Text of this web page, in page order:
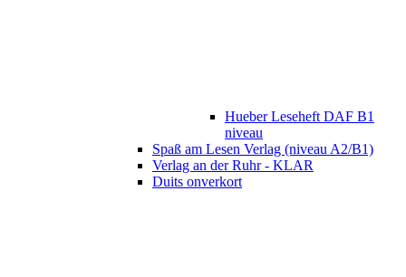
Hueber Leseheft DAF B1
niveau
Spaß am Lesen Verlag (niveau A2/B1)
Verlag an der Ruhr - KLAR
Duits onverkort